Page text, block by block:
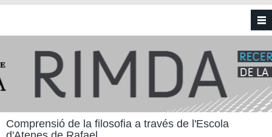
Vés al contingut
Comprensió de la filosofia a través de l'Escola